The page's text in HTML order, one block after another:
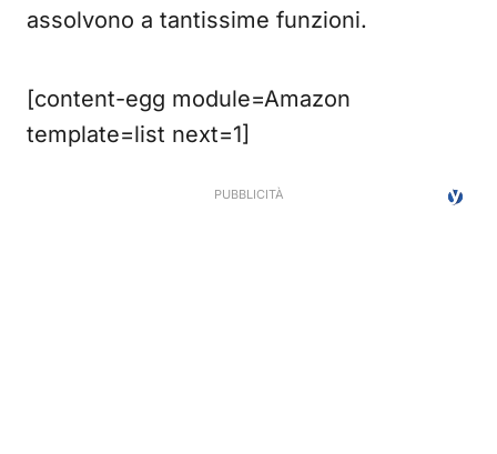
assolvono a tantissime funzioni.
[content-egg module=Amazon
template=list next=1]